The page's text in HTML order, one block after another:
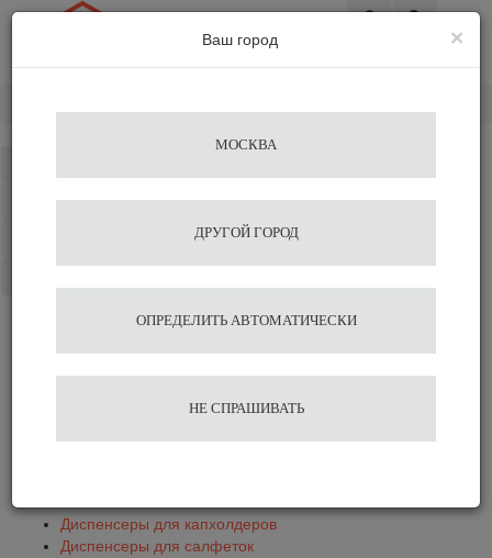
Избранное
Охладители молока Nivona
Диспенсеры для капхолдеров
Диспенсеры для салфеток
×
Ваш город
МОСКВА
ДРУГОЙ ГОРОД
ОПРЕДЕЛИТЬ АВТОМАТИЧЕСКИ
НЕ СПРАШИВАТЬ